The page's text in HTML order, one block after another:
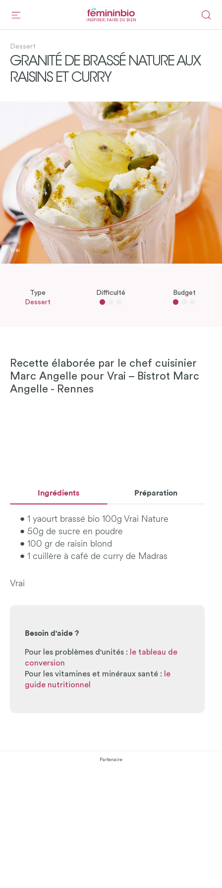
INSPIRER, FAIRE DU BIEN
Dessert
GRANITÉ DE BRASSÉ NATURE AUX
RAISINS ET CURRY
Vrai
Type
Dessert
Difficulté Budget
Recette élaborée par le chef cuisinier
Marc Angelle pour Vrai – Bistrot Marc
Angelle - Rennes
Ingrédients Préparation
• 1 yaourt brassé bio 100g Vrai Nature
• 50g de sucre en poudre
• 100 gr de raisin blond
• 1 cuillère à café de curry de Madras
Vrai
Besoin d'aide ?
Pour les problèmes d'unités :
le tableau de
conversion
Pour les vitamines et minéraux santé :
le
guide nutritionnel
Partenaire